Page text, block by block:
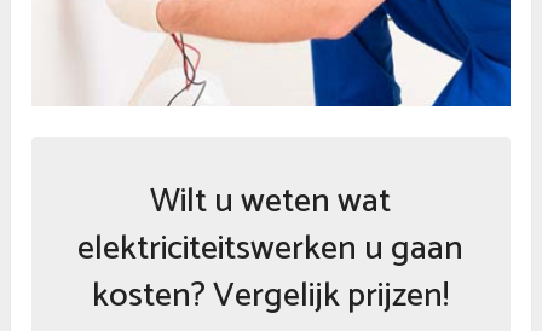
Wilt u weten wat
elektriciteitswerken u gaan
kosten? Vergelijk prijzen!